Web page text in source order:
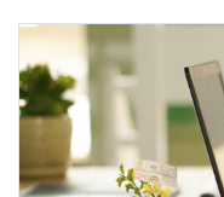
prerade
(Referentni